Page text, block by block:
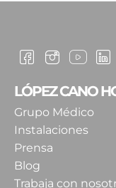
LÓPEZ CANO
Grupo Médico
Instalaciones
Prensa
Blog
Trabaja con